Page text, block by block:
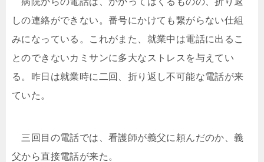
しの連絡ができない。番号にかけても繋がらない仕組
みになっている。これがまた、就業中は電話に出るこ
とのできないカミサンに多大なストレスを与えてい
る。昨日は就業時に二回、折り返し不可能な電話が来
ていた。
三回目の電話では、看護師が義父に頼んだのか、義
父から直接電話が来た。